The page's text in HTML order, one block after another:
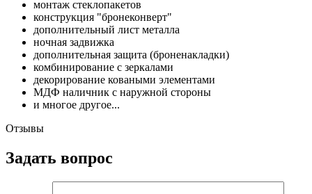
монтаж стеклопакетов
конструкция "бронеконверт"
дополнительный лист металла
ночная задвижка
дополнительная защита (броненакладки)
комбинирование с зеркалами
декорирование коваными элементами
МДФ наличник с наружной стороны
и многое другое...
Отзывы
Задать вопрос